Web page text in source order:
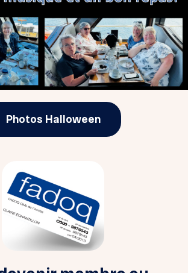
Photos Halloween